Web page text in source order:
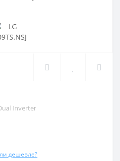
Inverter
дешевле?